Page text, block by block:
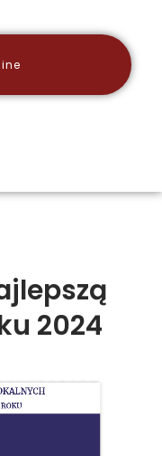
2024